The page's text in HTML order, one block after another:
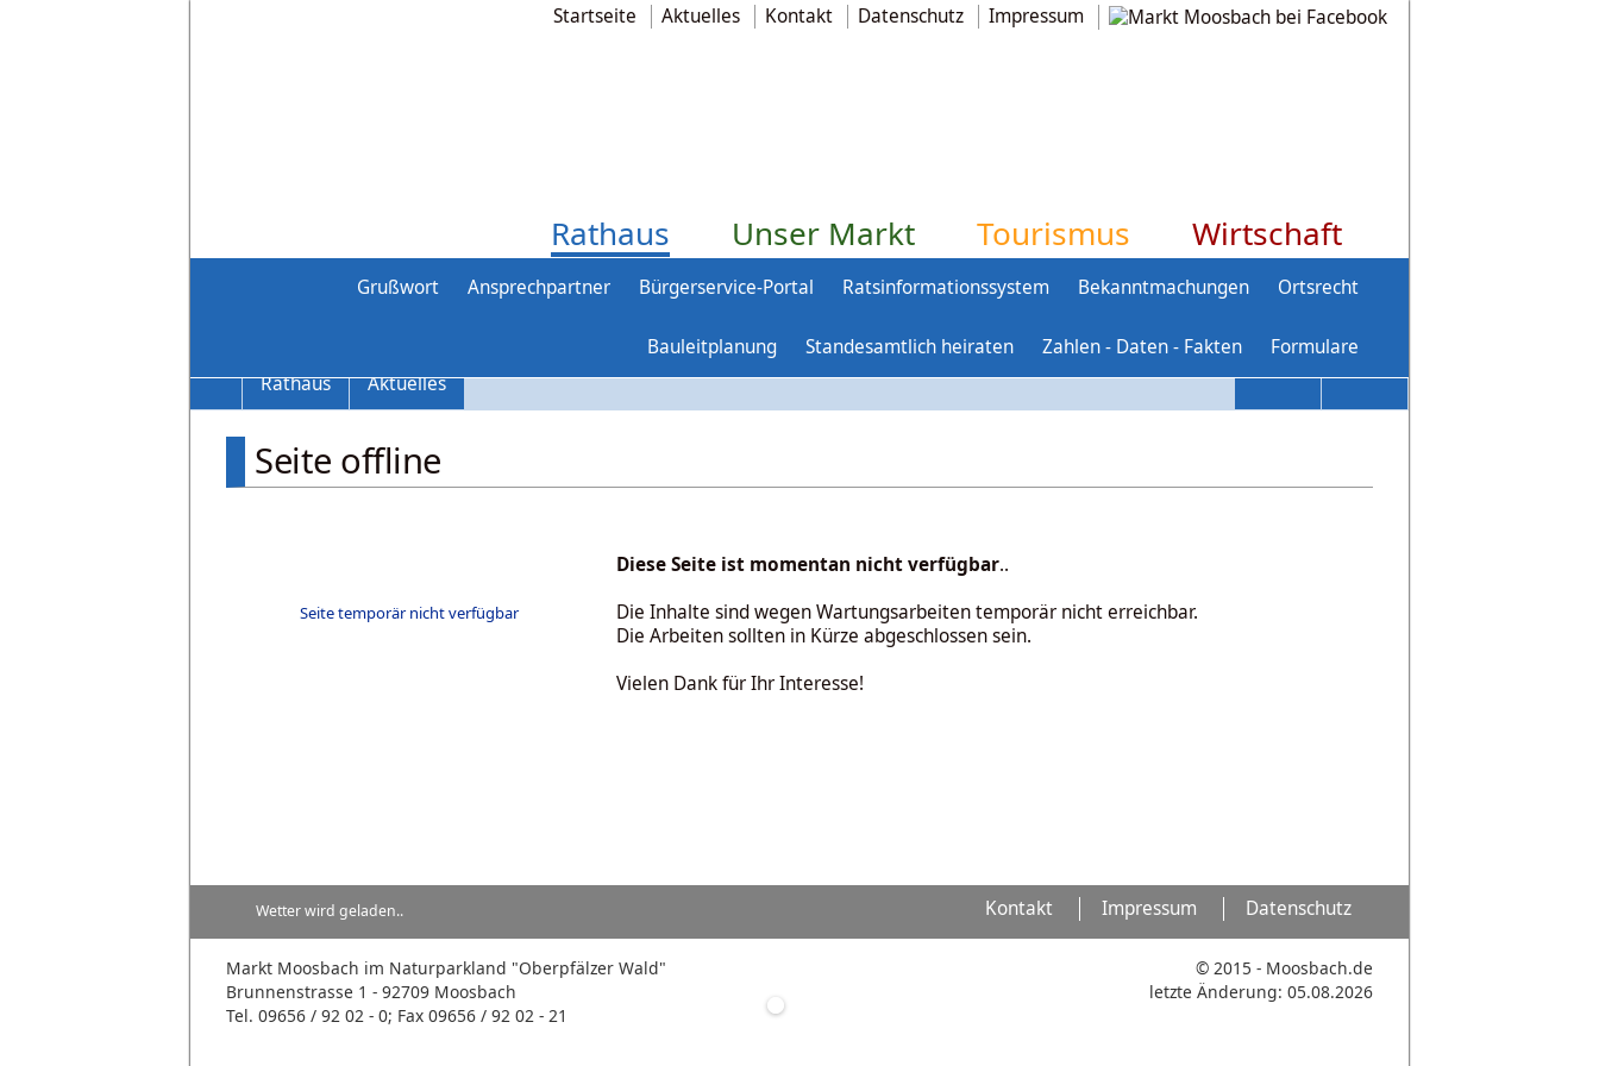
Startseite Aktuelles Kontakt Datenschutz Impressum
Rathaus
Grußwort Ansprechpartner Bürgerservice-Portal Ratsinformationssystem Bekanntmachungen Ortsrecht
Bauleitplanung Standesamtlich heiraten Zahlen - Daten - Fakten Formulare
Unser Markt Tourismus Wirtschaft
Rathaus Aktuelles
Seite offline
Seite temporär nicht verfügbar
Diese Seite ist momentan nicht verfügbar..
Die Inhalte sind wegen Wartungsarbeiten temporär nicht erreichbar.
Die Arbeiten sollten in Kürze abgeschlossen sein.
Vielen Dank für Ihr Interesse!
Kontakt Impressum Datenschutz
Wetter wird geladen..
Markt Moosbach im Naturparkland "Oberpfälzer Wald"
Brunnenstrasse 1 - 92709 Moosbach
Tel. 09656 / 92 02 - 0; Fax 09656 / 92 02 - 21
© 2015 - Moosbach.de
letzte Änderung: 05.08.2026